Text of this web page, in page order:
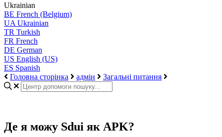
Ukrainian
BE French (Belgium)
UA Ukrainian
TR Turkish
FR French
DE German
US English (US)
ES Spanish
Головна сторінка
адмін Загальні питання
Де я можу Sdui як APK?